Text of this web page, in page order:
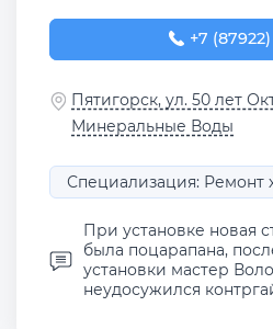
+7 (87922)
+7
Пятигорск, ул. 50 лет
Минеральные Воды
Специализация: Ремонт
При установке новая
была поцарапана,
установки мастер
неудосужился